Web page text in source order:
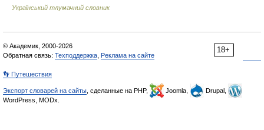
Український тлумачний словник
18+
© Академик, 2000-2026
Обратная связь: Техподдержка Реклама на сайте
👣 Путешествия
Экспорт словарей на сайты , сделанные на PHP, Joomla,
Drupal,
WordPress, MODx.